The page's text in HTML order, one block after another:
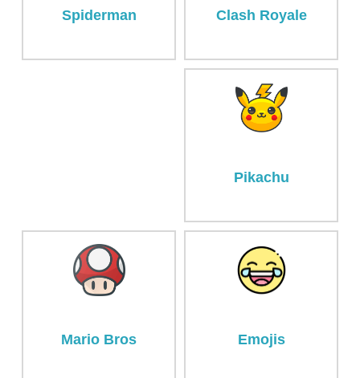
Spiderman Clash Royale
Pikachu
Mario Bros Emojis